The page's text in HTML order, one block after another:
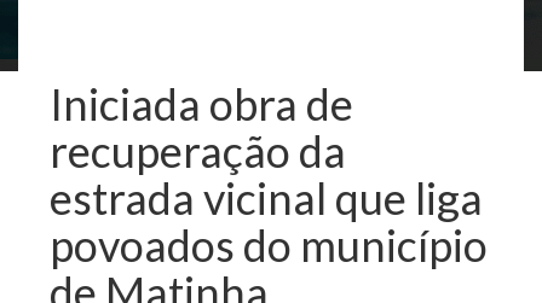
Iniciada obra de
recuperação da
estrada vicinal que liga
povoados do município
de Matinha